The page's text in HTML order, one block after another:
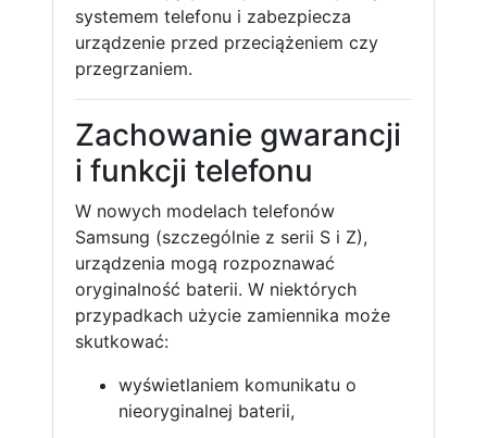
systemem telefonu i zabezpiecza
urządzenie przed przeciążeniem czy
przegrzaniem.
Zachowanie gwarancji
i funkcji telefonu
W nowych modelach telefonów
Samsung (szczególnie z serii S i Z),
urządzenia mogą rozpoznawać
oryginalność baterii. W niektórych
przypadkach użycie zamiennika może
skutkować:
wyświetlaniem komunikatu o
nieoryginalnej baterii,